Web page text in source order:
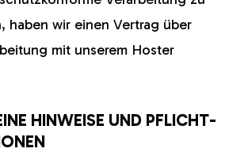
haben wir einen Vertrag über
mit unserem Hoster
HINWEISE UND PFLICHT­